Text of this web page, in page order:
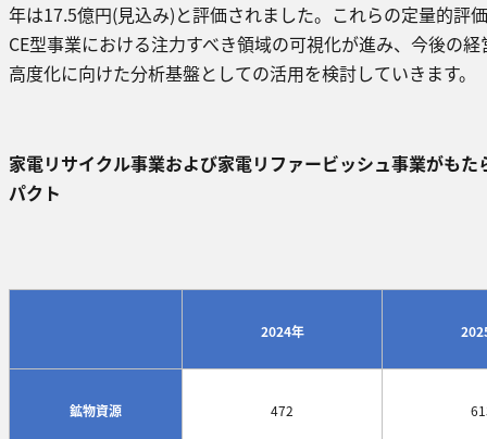
年は17.5億円(見込み)と評価されました。これらの定量的評
CE型事業における注力すべき領域の可視化が進み、今後の
高度化に向けた分析基盤としての活用を検討していきます。
家電リサイクル事業および家電リファービッシュ事業がもた
パクト
2024年
鉱物資源 472